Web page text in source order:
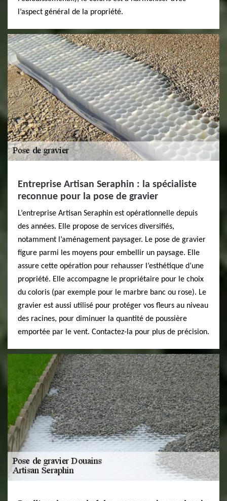
l’aspect général de la propriété.
Entreprise Artisan Seraphin : la spécialiste
reconnue pour la pose de gravier
L’entreprise Artisan Seraphin est opérationnelle depuis
des années. Elle propose de services diversifiés,
notamment l’aménagement paysager. Le pose de gravier
figure parmi les moyens pour embellir un paysage. Elle
assure cette opération pour rehausser l’esthétique d’une
propriété. Elle accompagne le propriétaire pour le choix
du coloris (par exemple pour le marbre banc ou rose). Le
gravier est aussi utilisé pour protéger vos fleurs au niveau
des racines, pour diminuer la quantité de poussière
emportée par le vent. Contactez-la pour plus de précision.